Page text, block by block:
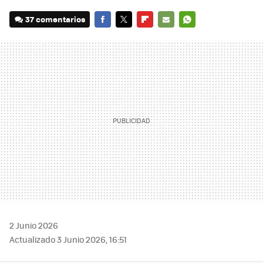
37 comentarios
MAIL
2 Junio 2026
Actualizado 3 Junio 2026, 16:51